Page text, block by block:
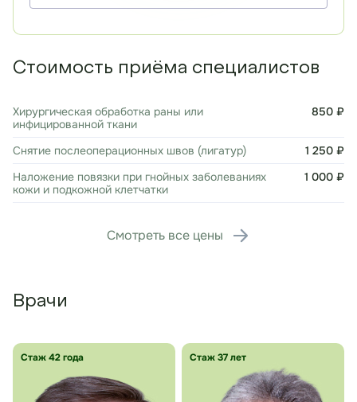
Стоимость приёма специалистов
Хирургическая обработка раны или
инфицированной ткани
850 ₽
Снятие послеоперационных швов (лигатур)
1 250 ₽
Наложение повязки при гнойных заболеваниях
кожи и подкожной клетчатки
1 000 ₽
Смотреть все цены
Врачи
Стаж 42 года Стаж 37 лет